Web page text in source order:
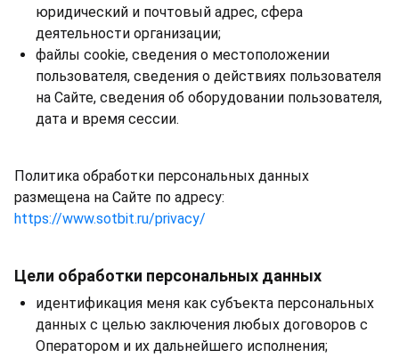
юридический и почтовый адрес, сфера
деятельности организации;
файлы cookie, сведения о местоположении
пользователя, сведения о действиях пользователя
на Сайте, сведения об оборудовании пользователя,
дата и время сессии.
Политика обработки персональных данных
размещена на Сайте по адресу:
https://www.sotbit.ru/privacy/
Цели обработки персональных данных
идентификация меня как субъекта персональных
данных с целью заключения любых договоров с
Оператором и их дальнейшего исполнения;